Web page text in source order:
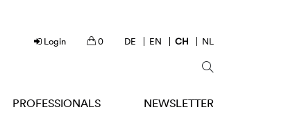
Login 0 DE EN CH NL
PROFESSIONALS NEWSLETTER